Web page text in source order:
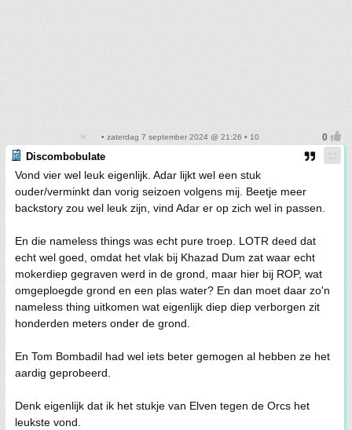
• zaterdag 7 september 2024 @ 21:26 • 10
Discombobulate
Vond vier wel leuk eigenlijk. Adar lijkt wel een stuk
ouder/verminkt dan vorig seizoen volgens mij. Beetje meer
backstory zou wel leuk zijn, vind Adar er op zich wel in passen.
En die nameless things was echt pure troep. LOTR deed dat
echt wel goed, omdat het vlak bij Khazad Dum zat waar echt
mokerdiep gegraven werd in de grond, maar hier bij ROP, wat
omgeploegde grond en een plas water? En dan moet daar zo'n
nameless thing uitkomen wat eigenlijk diep diep verborgen zit
honderden meters onder de grond.
En Tom Bombadil had wel iets beter gemogen al hebben ze het
aardig geprobeerd.
Denk eigenlijk dat ik het stukje van Elven tegen de Orcs het
leukste vond.